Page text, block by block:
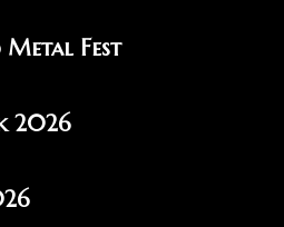
Fest
2026